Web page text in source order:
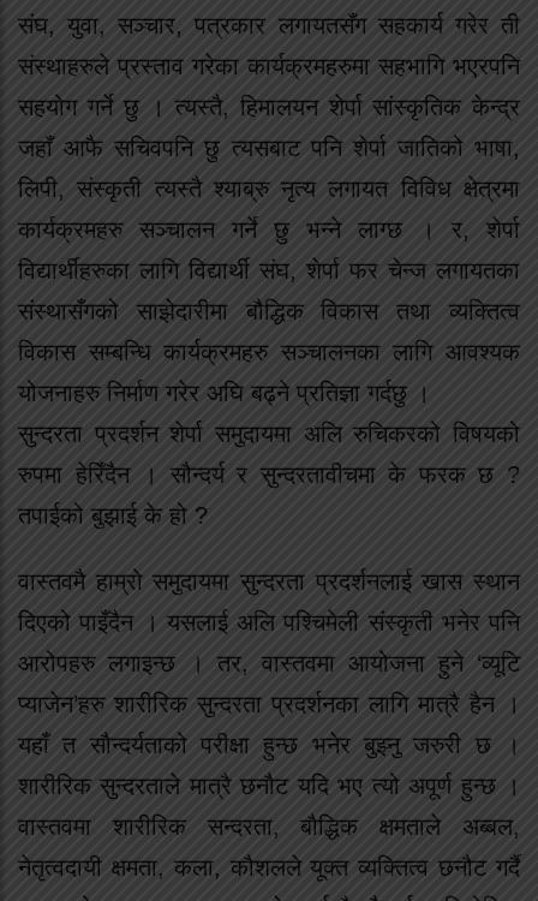
संघ, युवा, सञ्चार, पत्रकार लगायतसँग सहकार्य गरेर ती
संस्थाहरुले प्रस्ताव गरेका कार्यक्रमहरुमा सहभागि भएरपनि
सहयोग गर्ने छु । त्यस्तै, हिमालयन शेर्पा सांस्कृतिक केन्द्र
जहाँ आफै सचिवपनि छु त्यसबाट पनि शेर्पा जातिको भाषा,
लिपी, संस्कृती त्यस्तै श्याब्रु नृत्य लगायत विविध क्षेत्रमा
कार्यक्रमहरु सञ्चालन गर्ने छु भन्ने लाग्छ । र, शेर्पा
विद्यार्थीहरुका लागि विद्यार्थी संघ, शेर्पा फर चेन्ज लगायतका
संस्थासँगको साझेदारीमा बौद्धिक विकास तथा व्यक्तित्व
विकास सम्बन्धि कार्यक्रमहरु सञ्चालनका लागि आवश्यक
योजनाहरु निर्माण गरेर अघि बढ्ने प्रतिज्ञा गर्दछु ।
सुन्दरता प्रदर्शन शेर्पा समुदायमा अलि रुचिकरको विषयको
रुपमा हेरिँदैन । सौन्दर्य र सुन्दरतावीचमा के फरक छ ?
तपाईको बुझाई के हो ?
वास्तवमै हाम्रो समुदायमा सुन्दरता प्रदर्शनलाई खास स्थान
दिएको पाइँदैन । यसलाई अलि पश्चिमेली संस्कृती भनेर पनि
आरोपहरु लगाइन्छ । तर, वास्तवमा आयोजना हुने ‘व्यूटि
प्याजेन’हरु शारीरिक सुन्दरता प्रदर्शनका लागि मात्रै हैन ।
यहाँ त सौन्दर्यताको परीक्षा हुन्छ भनेर बुझ्नु जरुरी छ ।
शारीरिक सुन्दरताले मात्रै छनौट यदि भए त्यो अपूर्ण हुन्छ ।
वास्तवमा शारीरिक सन्दरता, बौद्धिक क्षमताले अब्बल,
नेतृत्वदायी क्षमता, कला, कौशलले यूक्त व्यक्तित्व छनौट गर्दै